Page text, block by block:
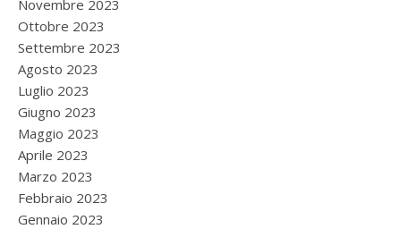
Novembre 2023
Ottobre 2023
Settembre 2023
Agosto 2023
Luglio 2023
Giugno 2023
Maggio 2023
Aprile 2023
Marzo 2023
Febbraio 2023
Gennaio 2023